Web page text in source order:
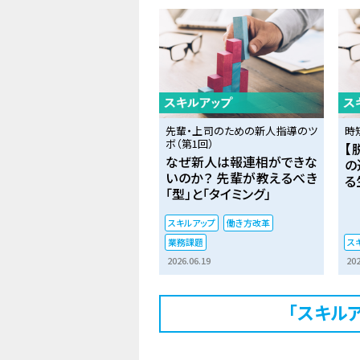
先輩・上司のための新人指導のツ
ボ（第1回）
なぜ新人は報連相ができな
いのか？ 先輩が教えるべき
「型」と「タイミング」
スキルアップ
働き方改革
業務課題
2026.06.19
時
ス
「スキル